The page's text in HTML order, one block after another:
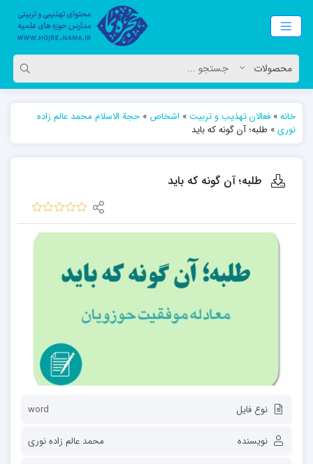
خانه» فعالان تهذیب و تربیت» اشخاص » حجة الاسلام محمد عالم زاده
نوری» طلبه؛ آن گونه که باید
طلبه؛ آن گونه که باید
نوع فایل word
نویسنده محمد عالم زاده نوری